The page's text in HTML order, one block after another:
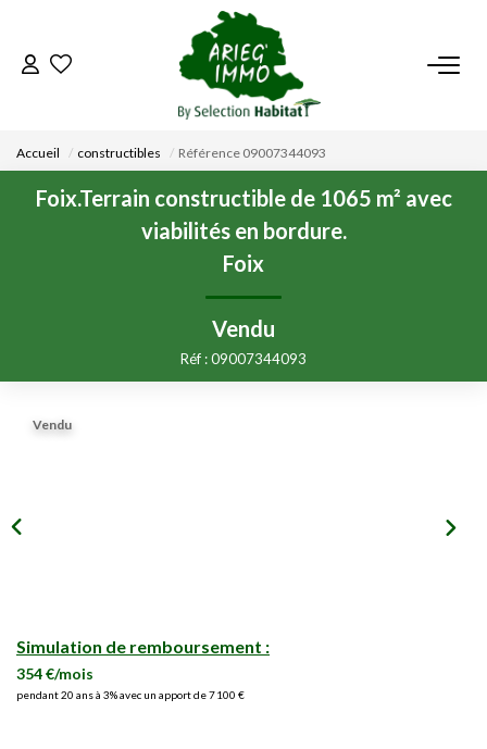
ACCUEIL
NOS BIENS
VENDRE UN BIEN
DÉPOSEZ VOTRE RECHERCHE
NOUS REJOINDRE
Accueil constructibles Référence 09007344093
Foix.Terrain constructible de 1065 m² avec
viabilités en bordure.
Foix
Vendu
Réf : 09007344093
Vendu
Simulation de remboursement :
354 €/mois
pendant 20 ans à 3% avec un apport de 7 100 €